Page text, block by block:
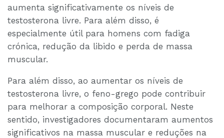
aumenta significativamente os níveis de
testosterona livre. Para além disso, é
especialmente útil para homens com fadiga
crónica, redução da libido e perda de massa
muscular.
Para além disso, ao aumentar os níveis de
testosterona livre, o feno-grego pode contribuir
para melhorar a composição corporal. Neste
sentido, investigadores documentaram aumentos
significativos na massa muscular e reduções na